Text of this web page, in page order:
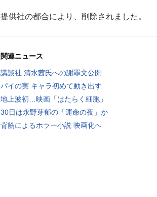
提供社の都合により、削除されました。
関連ニュース
講談社 清水茜氏への謝罪文公開
パイの実 キャラ初めて動き出す
地上波初…映画「はたらく細胞」
30日は永野芽郁の「運命の夜」か
背筋によるホラー小説 映画化へ